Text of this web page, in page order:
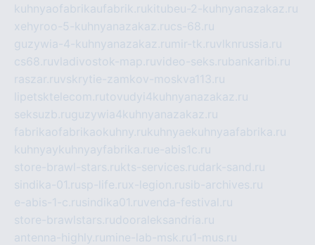
kuhnyaofabrikaufabrik.rukitubeu-2-kuhnyanazakaz.ru
xehyroo-5-kuhnyanazakaz.rucs-68.ru
guzywia-4-kuhnyanazakaz.ru mir-tk.ruvlknrussia.ru
cs68.ruvladivostok-map.ruvideo-seks.rubankaribi.ru
raszar.ruvskrytie-zamkov-moskva113.ru
lipetsktelecom.rutovudyi4kuhnyanazakaz.ru
seksuzb.ruguzywia4kuhnyanazakaz.ru
fabrikaofabrikaokuhny.rukuhnyaekuhnyaafabrika.ru
kuhnyaykuhnyayfabrika.rue-abis1c.ru
store-brawl-stars.rukts-services.rudark-sand.ru
sindika-01.rusp-life.rux-legion.rusib-archives.ru
e-abis-1-c.rusindika01.ruvenda-festival.ru
store-brawlstars.rudooraleksandria.ru
antenna-highly.ru mine-lab-msk.ru1-mus.ru